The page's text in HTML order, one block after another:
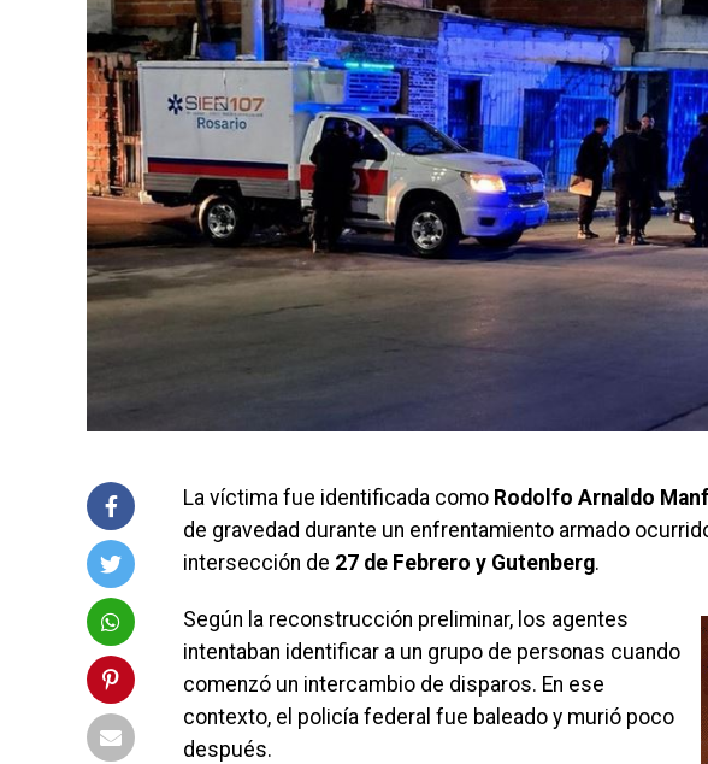
La víctima fue identificada como Rodolfo Arnaldo
de gravedad durante un enfrentamiento armado
intersección de 27 de Febrero y Gutenberg.
Según la reconstrucción preliminar, los agentes
intentaban identificar a un grupo de personas cuando
comenzó un intercambio de disparos. En ese
contexto, el policía federal fue baleado y murió poco
después.